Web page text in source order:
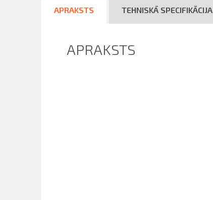
APRAKSTS TEHNISKĀ SPECIFIKĀCIJA
APRAKSTS